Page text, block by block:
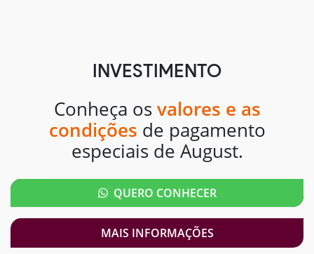
INVESTIMENTO
Conheça os valores e as
condições de pagamento
especiais de August.
QUERO CONHECER
MAIS INFORMAÇÕES